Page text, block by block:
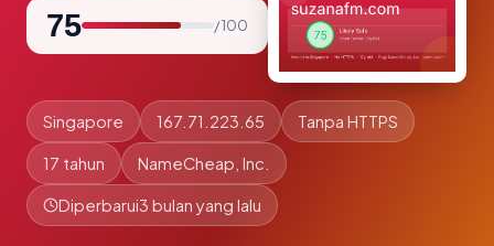
75 / 100
Singapore 167.71.223.65 Tanpa HTTPS
17 tahun NameCheap, Inc.
Diperbarui3 bulan yang lalu